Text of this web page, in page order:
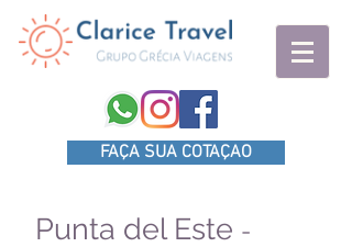
FAÇA SUA COTAÇAO
Punta del Este -